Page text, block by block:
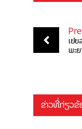
ເຢ
ພະ
ຂ່າວທີ່ກ່ຽວຂ້